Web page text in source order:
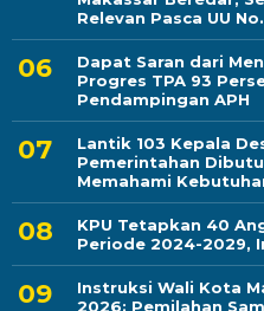
Relevan Pasca UU
Dapat Saran dari
Progres TPA 93
Pendampingan APH
Lantik 103 Kepala
Pemerintahan
Memahami
KPU Tetapkan 40
Periode 2024-2029,
Instruksi Wali Kota
2026: Pemilahan